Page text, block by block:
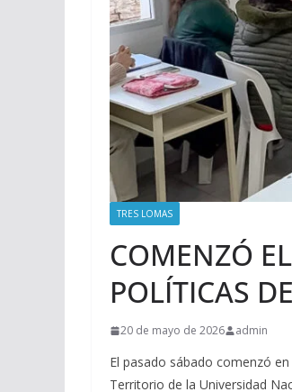
TRES LOMAS
COMENZÓ
POLÍTICAS
20 de mayo de 2026 admin
El pasado sábado comenzó
Territorio de la Universidad